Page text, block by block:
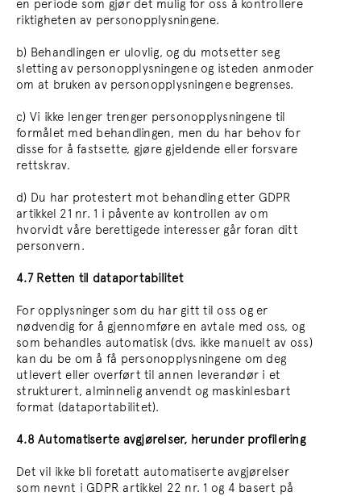
en periode som gjør det mulig for oss å kontrollere
riktigheten av personopplysningene.
b) Behandlingen er ulovlig, og du motsetter seg
sletting av personopplysningene og isteden anmoder
om at bruken av personopplysningene begrenses.
c) Vi ikke lenger trenger personopplysningene til
formålet med behandlingen, men du har behov for
disse for å fastsette, gjøre gjeldende eller forsvare
rettskrav.
d) Du har protestert mot behandling etter GDPR
artikkel 21 nr. 1 i påvente av kontrollen av om
hvorvidt våre berettigede interesser går foran ditt
personvern.
4.7 Retten til dataportabilitet
For opplysninger som du har gitt til oss og er
nødvendig for å gjennomføre en avtale med oss, og
som behandles automatisk (dvs. ikke manuelt av oss)
kan du be om å få personopplysningene om deg
utlevert eller overført til annen leverandør i et
strukturert, alminnelig anvendt og maskinlesbart
format (dataportabilitet).
4.8 Automatiserte avgjørelser, herunder profilering
Det vil ikke bli foretatt automatiserte avgjørelser
som nevnt i GDPR artikkel 22 nr. 1 og 4 basert på